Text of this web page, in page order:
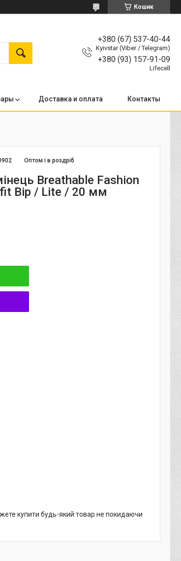
Кошик
+380 (67) 537-40-44
Kyivstar (Viber / Telegram)
+380 (93) 157-91-09
Lifecell
Доставка и оплата Контакты
Оптом і в роздріб
Breathable Fashion
Bip / Lite / 20 мм
купити будь-який товар не покидаючи